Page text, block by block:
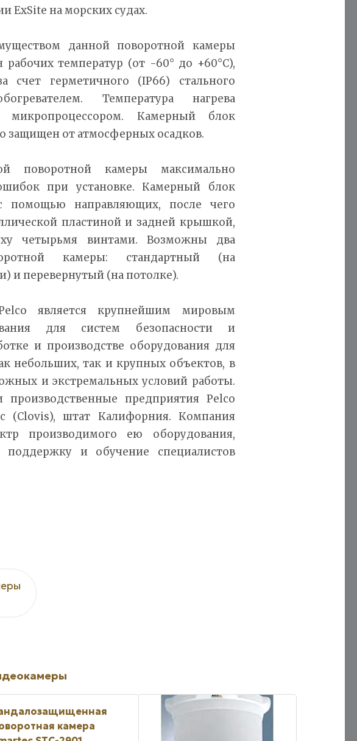
ExSite на морских судах.
данной поворотной камеры
рабочих температур (от -60° до +60°С),
счет герметичного (IP66) стального
Температура нагрева
микропроцессором. Камерный блок
защищен от атмосферных осадков.
поворотной камеры максимально
при установке. Камерный блок
помощью направляющих, после чего
пластиной и задней крышкой,
четырьмя винтами. Возможны два
камеры: стандартный (на
и перевернутый (на потолке).
является крупнейшим мировым
для систем безопасности и
и производстве оборудования для
небольших, так и крупных объектов, в
и экстремальных условий работы.
предприятия Pelco
(Clovis), штат Калифорния. Компания
производимого ею оборудования,
поддержку и обучение специалистов
камера